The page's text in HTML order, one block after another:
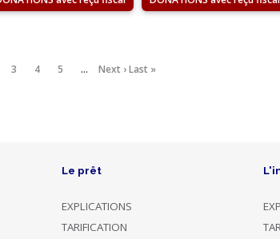
3 4 5 … Next ›Last »
Le prêt
EXPLICATIONS
TARIFICATION